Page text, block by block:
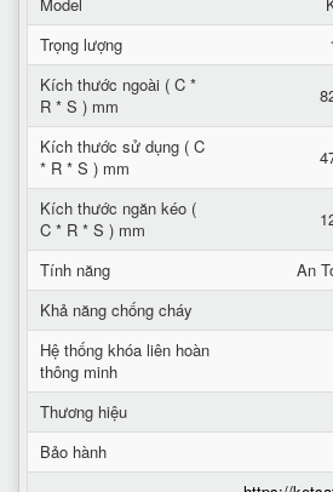
Trọng lượng
Kích thước ngoài ( C *
R * S ) mm
Kích thước sử dụng ( C
* R * S ) mm
Kích thước ngăn kéo (
C * R * S ) mm
Tính năng
An
Khả năng chống cháy
Hệ thống khóa liên hoàn
thông minh
Thương hiệu
Bảo hành